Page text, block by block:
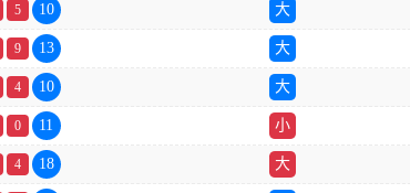
5 10 大
9 13 大
4 10 大
0 11 小
4 18 大